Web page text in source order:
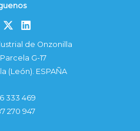
de Onzonilla
G-17
(León). ESPAÑA
333 469
270 947